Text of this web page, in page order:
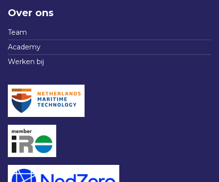
Over ons
Team
Academy
Werken bij